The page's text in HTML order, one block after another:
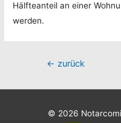
Hälfteanteil an einer
werden.
Beitragsnavigation
← zurück
© 2026